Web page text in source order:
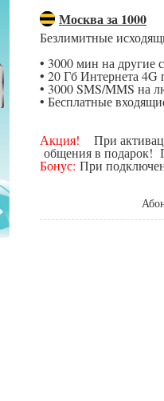
Москва за 1000
Безлимитные
• 3000 мин на другие
• 20 Гб Интернета 4G
• 3000 SMS/MMS на
• Бесплатные
Акция! При
общения в подарок!
Бонус: При